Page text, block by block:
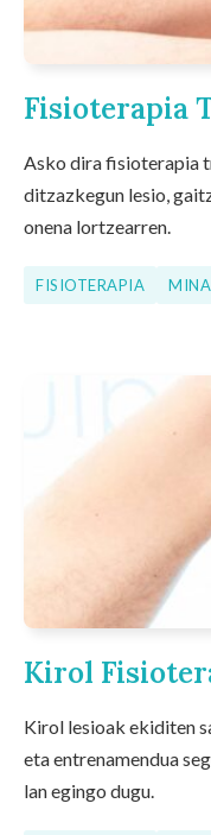
Fisioterapia
Asko dira fisioterapia
ditzazkegun lesio,
onena lortzearren.
FISIOTERAPIA MINA
Kirol
Kirol lesioak ekiditen
eta entrenamendua
lan egingo dugu.